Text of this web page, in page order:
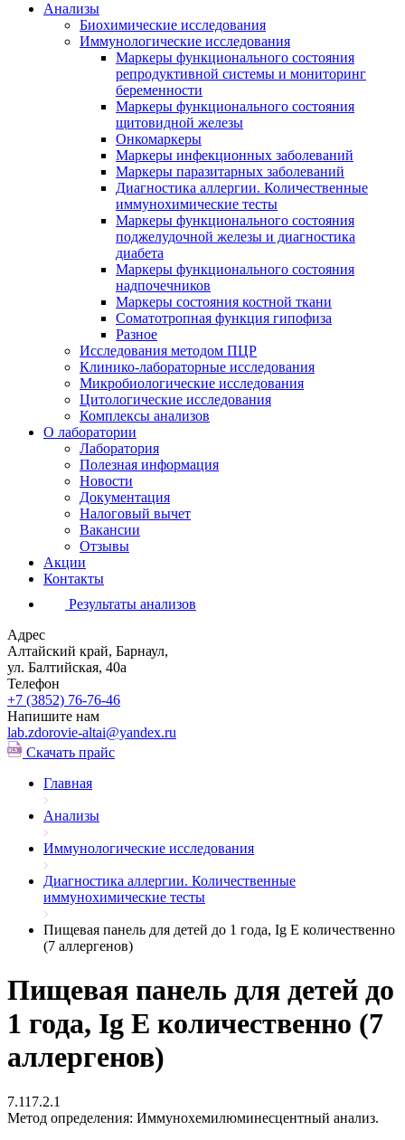
Анализы
Биохимические исследования
Иммунологические исследования
Маркеры функционального состояния
репродуктивной системы и мониторинг
беременности
Маркеры функционального состояния
щитовидной железы
Онкомаркеры
Маркеры инфекционных заболеваний
Маркеры паразитарных заболеваний
Диагностика аллергии. Количественные
иммунохимические тесты
Маркеры функционального состояния
поджелудочной железы и диагностика
диабета
Маркеры функционального состояния
надпочечников
Маркеры состояния костной ткани
Соматотропная функция гипофиза
Разное
Исследования методом ПЦР
Клинико-лабораторные исследования
Микробиологические исследования
Цитологические исследования
Комплексы анализов
О лаборатории
Лаборатория
Полезная информация
Новости
Документация
Налоговый вычет
Вакансии
Отзывы
Акции
Контакты
Результаты анализов
Адрес
Алтайский край, Барнаул,
ул. Балтийская, 40а
Телефон
+7 (3852) 76-76-46
Напишите нам
lab.zdorovie-altai@yandex.ru
Скачать прайс
Главная
Анализы
Иммунологические исследования
Диагностика аллергии. Количественные
иммунохимические тесты
Пищевая панель для детей до 1 года, Ig E количественно
(7 аллергенов)
Пищевая панель для детей до
1 года, Ig E количественно (7
аллергенов)
7.117.2.1
Метод определения: Иммунохемилюминесцентный анализ.